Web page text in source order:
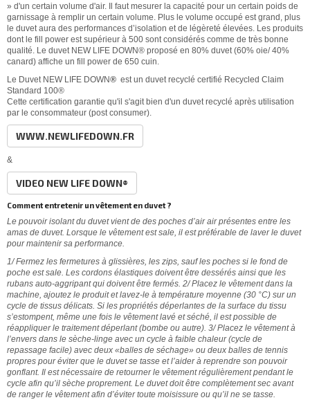
» d'un certain volume d'air. Il faut mesurer la capacité pour un certain poids de
garnissage à remplir un certain volume. Plus le volume occupé est grand, plus
le duvet aura des performances d’isolation et de légèreté élevées. Les produits
dont le fill power est supérieur à 500 sont considérés comme de très bonne
qualité. Le duvet NEW LIFE DOWN® proposé en 80% duvet (60% oie/ 40%
canard) affiche un fill power de 650 cuin.
Le Duvet NEW LIFE DOWN® est un duvet recyclé certifié Recycled Claim
Standard 100®
Cette certification garantie qu'il s'agit bien d'un duvet recyclé après utilisation
par le consommateur (post consumer).
WWW.NEWLIFEDOWN.FR
&
VIDEO NEW LIFE DOWN®
Comment entretenir un vêtement en duvet ?
Le pouvoir isolant du duvet vient de des poches d’air air présentes entre les
amas de duvet. Lorsque le vêtement est sale, il est préférable de laver le duvet
pour maintenir sa performance.
1/ Fermez les fermetures à glissières, les zips, sauf les poches si le fond de
poche est sale. Les cordons élastiques doivent être dessérés ainsi que les
rubans auto-aggripant qui doivent être fermés. 2/ Placez le vêtement dans la
machine, ajoutez le produit et lavez-le à température moyenne (30 °C) sur un
cycle de tissus délicats. Si les propriétés déperlantes de la surface du tissu
s’estompent, même une fois le vêtement lavé et séché, il est possible de
réappliquer le traitement déperlant (bombe ou autre). 3/ Placez le vêtement à
l’envers dans le sèche-linge avec un cycle à faible chaleur (cycle de
repassage facile) avec deux «balles de séchage» ou deux balles de tennis
propres pour éviter que le duvet se tasse et l’aider à reprendre son pouvoir
gonflant. Il est nécessaire de retourner le vêtement régulièrement pendant le
cycle afin qu’il sèche proprement. Le duvet doit être complètement sec avant
de ranger le vêtement afin d’éviter toute moisissure ou qu’il ne se tasse.